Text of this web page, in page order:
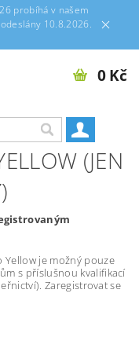
probíhá v našem
10.8.2026.
0 Kč
(JEN
je možný pouze
s příslušnou kvalifikací
Zaregistrovat se